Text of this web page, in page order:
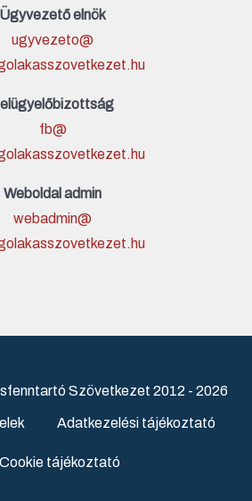
Ügyvezető elnök
ugyvezeto@
fb@
Weboldal admin
webadmin@
Szövetkezet 2012 - 2026
Adatkezelési tájékoztató
Cookie tájékoztató